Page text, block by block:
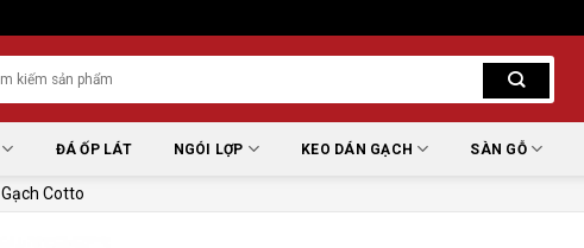
ĐÁ ỐP LÁT NGÓI LỢP KEO DÁN GẠCH SÀN GỖ
Gạch Cotto